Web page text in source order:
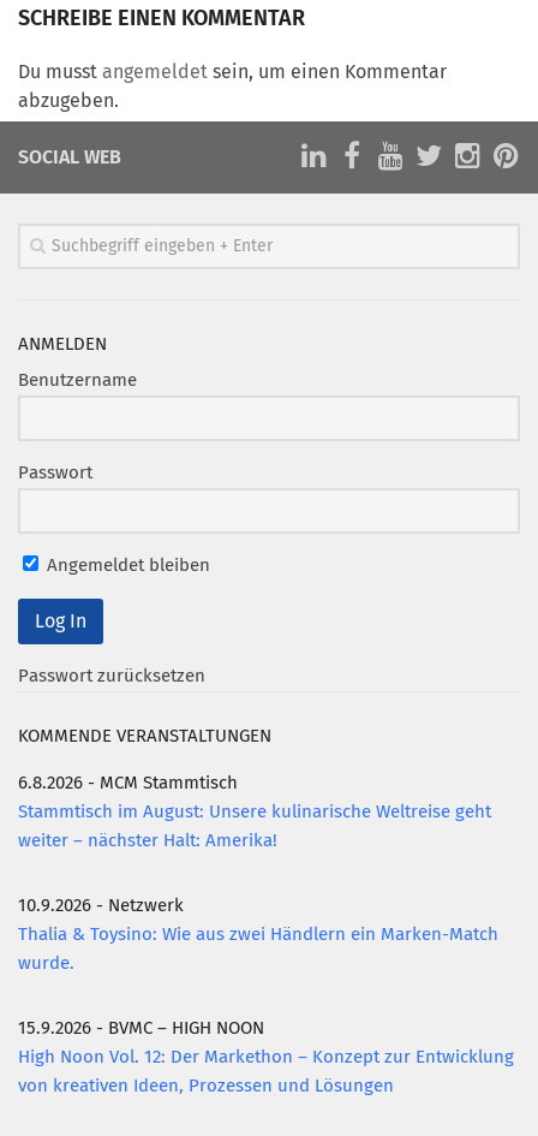
Marketing Pioniere
MarketingFrauen
Münchner Marketingpreis
Mentoring
Bundesverband Marketing Clubs
CLUB-KOMMUNIKATION
MCM Club TV
PODCAST
AKTUELLES
SCHREIBE EINEN KOMMENTAR
Du musst angemeldet sein, um einen Kommentar
abzugeben.
SOCIAL WEB
ANMELDEN
Benutzername
Passwort
Angemeldet bleiben
Passwort zurücksetzen
KOMMENDE VERANSTALTUNGEN
6.8.2026 - MCM Stammtisch
Stammtisch im August: Unsere kulinarische Weltreise geht
weiter – nächster Halt: Amerika!
10.9.2026 - Netzwerk
Thalia & Toysino: Wie aus zwei Händlern ein Marken-Match
wurde.
15.9.2026 - BVMC – HIGH NOON
High Noon Vol. 12: Der Markethon – Konzept zur Entwicklung
von kreativen Ideen, Prozessen und Lösungen